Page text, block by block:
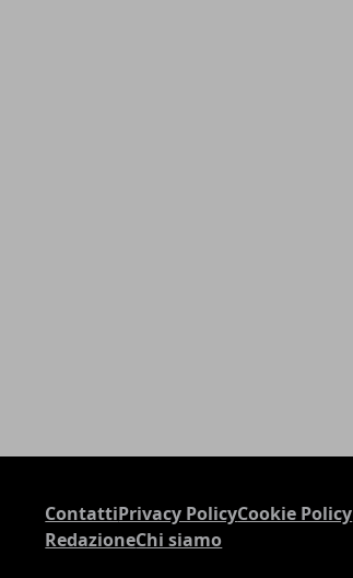
ContattiPrivacy PolicyCookie Policy
RedazioneChi siamo